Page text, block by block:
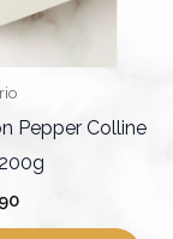
Pepper Colline